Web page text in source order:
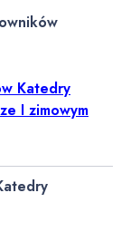
Katedry
I zimowym